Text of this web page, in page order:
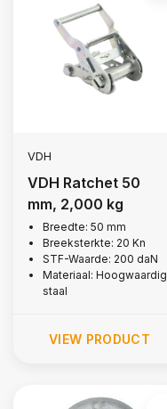
VDH
VDH Ratchet 50
mm, 2,000 kg
Breedte: 50 mm
Breeksterkte: 20 Kn
STF-Waarde: 200 daN
Materiaal: Hoogwaardig
staal
VIEW PRODUCT